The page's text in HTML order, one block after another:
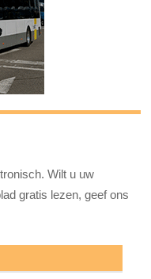
Wilt u uw
gratis lezen, geef ons